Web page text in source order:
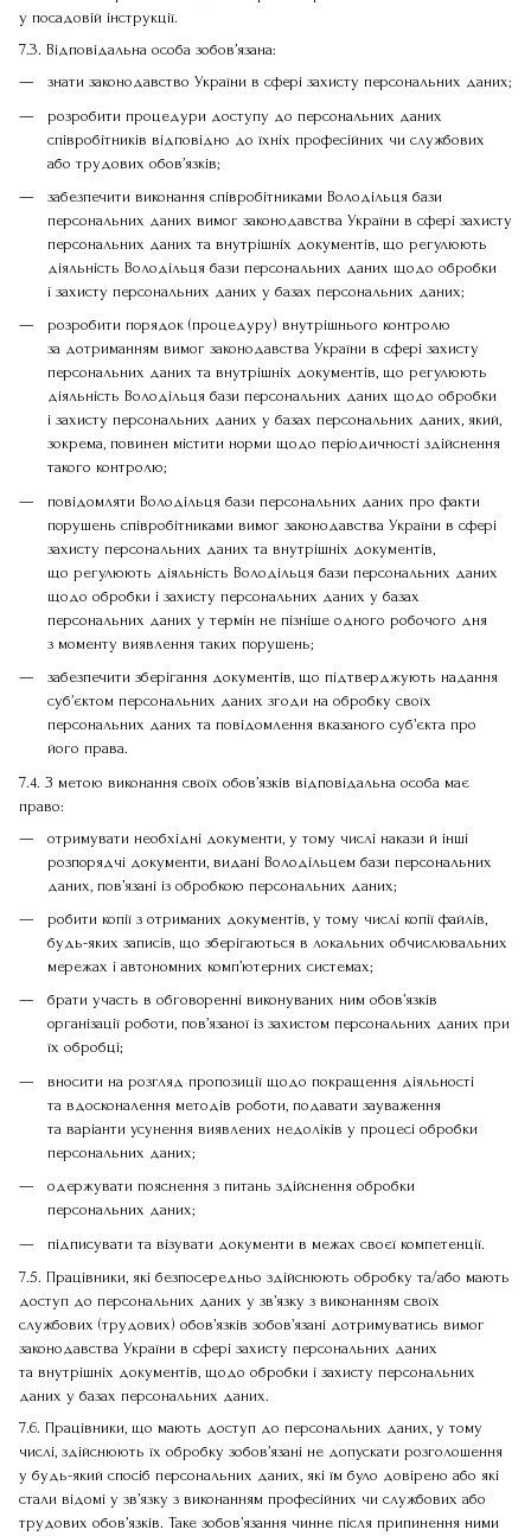
у посадовій інструкції.
7.3. Відповідальна особа зобов’язана:
знати законодавство України в сфері захисту персональних даних;
розробити процедури доступу до персональних даних
співробітників відповідно до їхніх професійних чи службових
або трудових обов’язків;
забезпечити виконання співробітниками Володільця бази
персональних даних вимог законодавства України в сфері захисту
персональних даних та внутрішніх документів, що регулюють
діяльність Володільця бази персональних даних щодо обробки
і захисту персональних даних у базах персональних даних;
розробити порядок (процедуру) внутрішнього контролю
за дотриманням вимог законодавства України в сфері захисту
персональних даних та внутрішніх документів, що регулюють
діяльність Володільця бази персональних даних щодо обробки
і захисту персональних даних у базах персональних даних, який,
зокрема, повинен містити норми щодо періодичності здійснення
такого контролю;
повідомляти Володільця бази персональних даних про факти
порушень співробітниками вимог законодавства України в сфері
захисту персональних даних та внутрішніх документів,
що регулюють діяльність Володільця бази персональних даних
щодо обробки і захисту персональних даних у базах
персональних даних у термін не пізніше одного робочого дня
з моменту виявлення таких порушень;
забезпечити зберігання документів, що підтверджують надання
суб’єктом персональних даних згоди на обробку своїх
персональних даних та повідомлення вказаного суб’єкта про
його права.
7.4. З метою виконання своїх обов’язків відповідальна особа має
право:
отримувати необхідні документи, у тому числі накази й інші
розпорядчі документи, видані Володільцем бази персональних
даних, пов’язані із обробкою персональних даних;
робити копії з отриманих документів, у тому числі копії файлів,
будь-яких записів, що зберігаються в локальних обчислювальних
мережах і автономних комп’ютерних системах;
брати участь в обговоренні виконуваних ним обов’язків
організації роботи, пов’язаної із захистом персональних даних при
їх обробці;
вносити на розгляд пропозиції щодо покращення діяльності
та вдосконалення методів роботи, подавати зауваження
та варіанти усунення виявлених недоліків у процесі обробки
персональних даних;
одержувати пояснення з питань здійснення обробки
персональних даних;
підписувати та візувати документи в межах своєї компетенції.
7.5. Працівники, які безпосередньо здійснюють обробку та/або мають
доступ до персональних даних у зв’язку з виконанням своїх
службових (трудових) обов’язків зобов’язані дотримуватись вимог
законодавства України в сфері захисту персональних даних
та внутрішніх документів, щодо обробки і захисту персональних
даних у базах персональних даних.
7.6. Працівники, що мають доступ до персональних даних, у тому
числі, здійснюють їх обробку зобов’язані не допускати розголошення
у будь-який спосіб персональних даних, які їм було довірено або які
стали відомі у зв’язку з виконанням професійних чи службових або
трудових обов’язків. Таке зобов’язання чинне після припинення ними